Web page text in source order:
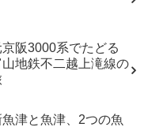
京阪3000系でたどる
山地鉄不二越上滝線の
魚津と魚津、2つの魚